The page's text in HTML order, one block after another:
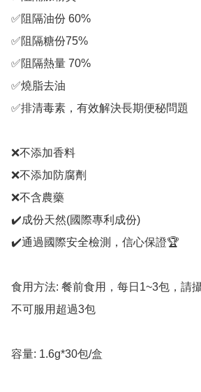
✅阻隔油份 60%
✅阻隔糖份75%
✅阻隔熱量 70%
✅燒脂去油
✅排清毒素，有效解決長期便秘問題
❌不添加香料
❌不添加防腐劑
❌不含農藥
✔️成份天然(國際專利成份)
✔️通過國際安全檢測，信心保證🏆
食用方法: 餐前食用，每日1~3包，請
不可服用超過3包
容量: 1.6g*30包/盒